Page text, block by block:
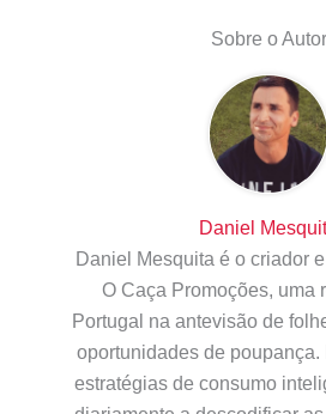
Sobre o Autor
Daniel
Daniel Mesquita é o criador
O Caça Promoções, uma
Portugal na antevisão de
oportunidades de
estratégias de consumo